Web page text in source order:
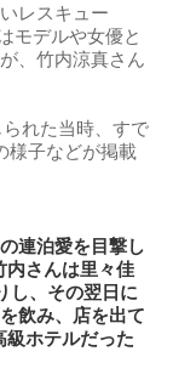
レスキュー
モデルや女優と
、竹内涼真さん
れた当時、すで
様子などが掲載
連泊愛を目撃し
内さんは里々佳
し、その翌日に
飲み、店を出て
級ホテルだった